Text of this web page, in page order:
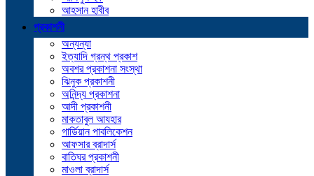
আহসান হাবীব
প্রকাশনী
অন্যন্যা
ইত্যাদি গ্রন্থ প্রকাশ
অবশর প্রকাশনা সংস্থা
ঝিনুক প্রকাশনী
অনিন্দ্য প্রকাশনা
আদী প্রকাশনী
মাকতাবুল আযহার
গার্ডিয়ান পাবলিকেশন
আফসার ব্রাদার্স
বাতিঘর প্রকাশনী
মাওলা ব্রাদার্স